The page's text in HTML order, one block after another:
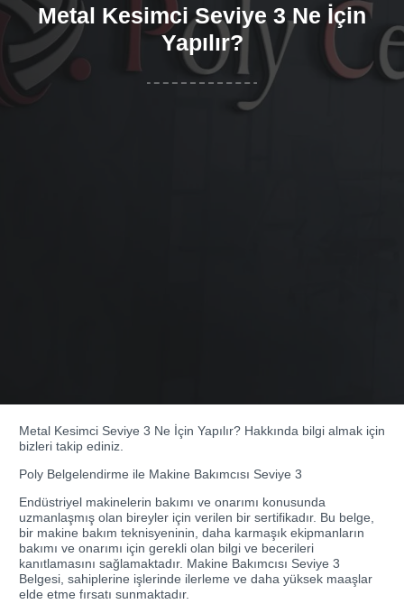
Metal Kesimci Seviye 3 Ne İçin
Yapılır?
Metal Kesimci Seviye 3 Ne İçin Yapılır? Hakkında bilgi almak için
bizleri takip ediniz.
Poly Belgelendirme ile Makine Bakımcısı Seviye 3
Endüstriyel makinelerin bakımı ve onarımı konusunda
uzmanlaşmış olan bireyler için verilen bir sertifikadır. Bu belge,
bir makine bakım teknisyeninin, daha karmaşık ekipmanların
bakımı ve onarımı için gerekli olan bilgi ve becerileri
kanıtlamasını sağlamaktadır. Makine Bakımcısı Seviye 3
Belgesi, sahiplerine işlerinde ilerleme ve daha yüksek maaşlar
elde etme fırsatı sunmaktadır.